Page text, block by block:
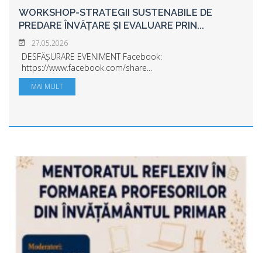
WORKSHOP-STRATEGII SUSTENABILE DE
PREDARE ÎNVĂȚARE ȘI EVALUARE PRIN...
27.05.2026
DESFĂȘURARE EVENIMENT Facebook:
https://www.facebook.com/share...
MAI MULT